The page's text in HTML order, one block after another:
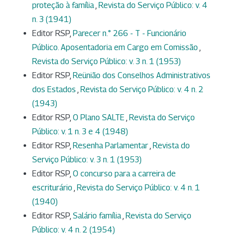
proteção à família, Revista do Serviço Público: v. 4
n. 3 (1941)
Editor RSP, Parecer n.° 266 - T - Funcionário
Público. Aposentadoria em Cargo em Comissão ,
Revista do Serviço Público: v. 3 n. 1 (1953)
Editor RSP, Reünião dos Conselhos Administrativos
dos Estados , Revista do Serviço Público: v. 4 n. 2
(1943)
Editor RSP, O Plano SALTE , Revista do Serviço
Público: v. 1 n. 3 e 4 (1948)
Editor RSP, Resenha Parlamentar, Revista do
Serviço Público: v. 3 n. 1 (1953)
Editor RSP, O concurso para a carreira de
escriturário , Revista do Serviço Público: v. 4 n. 1
(1940)
Editor RSP, Salário família, Revista do Serviço
Público: v. 4 n. 2 (1954)